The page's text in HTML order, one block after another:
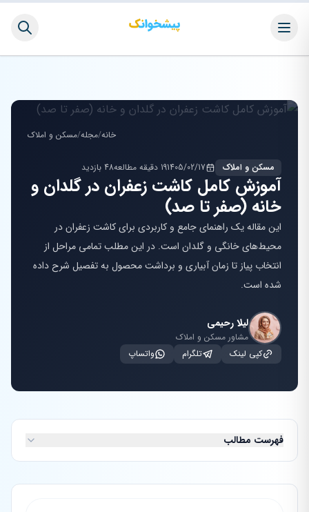
خانه/مجله/مسکن و املاک
مسکن و املاک 1405/02/1719 دقیقه مطالعه 48 بازدید
آموزش کامل کاشت زعفران در گلدان و
خانه (صفر تا صد)
این مقاله یک راهنمای جامع و کاربردی برای کاشت زعفران در
محیط‌های خانگی و گلدان است. در این مطلب تمامی مراحل از
انتخاب پیاز تا زمان آبیاری و برداشت محصول به تفصیل شرح داده
شده است.
لیلا رحیمی
مشاور مسکن و املاک
کپی لینک
تلگرام واتساپ
فهرست مطالب